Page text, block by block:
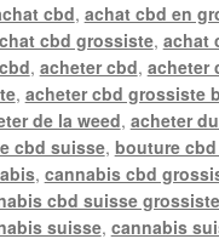
cbd, achat cbd en
cbd grossiste, achat
, acheter cbd, acheter
, acheter cbd grossiste
de la weed, acheter
cbd suisse, bouture
, cannabis cbd
cbd suisse grossiste
suisse, cannabis